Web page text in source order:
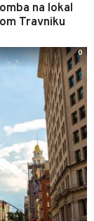
na lokal
Travniku
0